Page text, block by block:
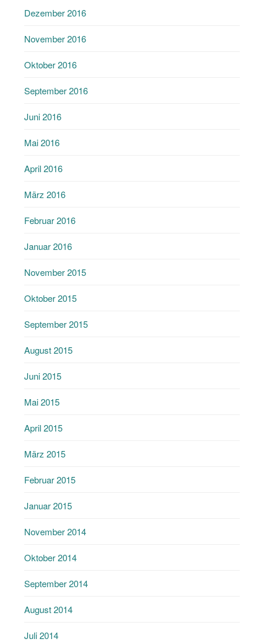
Dezember 2016
November 2016
Oktober 2016
September 2016
Juni 2016
Mai 2016
April 2016
März 2016
Februar 2016
Januar 2016
November 2015
Oktober 2015
September 2015
August 2015
Juni 2015
Mai 2015
April 2015
März 2015
Februar 2015
Januar 2015
November 2014
Oktober 2014
September 2014
August 2014
Juli 2014